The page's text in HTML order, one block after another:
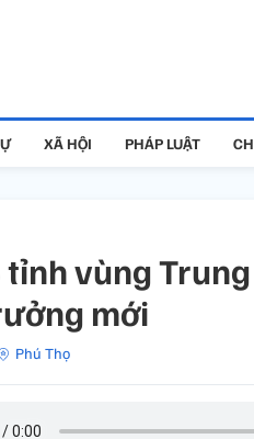
XÃ HỘI PHÁP LUẬT
vùng
mới
Phú Thọ